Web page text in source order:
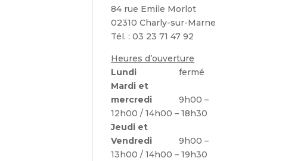
84 rue Emile Morlot
02310 Charly-sur-Marne
Tél. : 03 23 71 47 92
Heures d’ouverture
Lundi
fermé
Mardi et
mercredi
9h00 –
12h00 / 14h00 – 18h30
Jeudi et
Vendredi
9h00 –
13h00 / 14h00 – 19h30